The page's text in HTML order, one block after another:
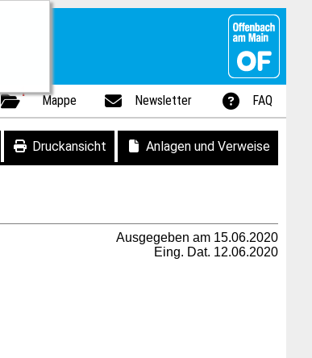
1
Mappe Newsletter FAQ
Druckansicht Anlagen und Verweise
Ausgegeben am 15.06.2020
Eing. Dat. 12.06.2020